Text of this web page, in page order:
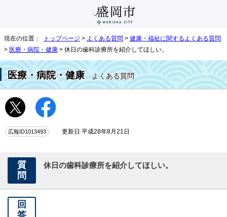
現在の位置： トップページ > よくある質問 > 健康・福祉に関するよくある質問
> 医療・病院・健康 > 休日の歯科診療所を紹介してほしい。
医療・病院・健康よくある質問
広報ID1013493 更新日 平成28年8月21日
質
問
休日の歯科診療所を紹介してほしい。
回
答